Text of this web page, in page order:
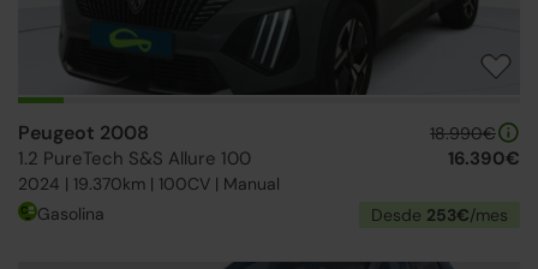
Peugeot 2008
1.2 PureTech S&S Allure 100
2024 | 19.370km | 100CV | Manual
18.990€
16.390€
Gasolina Desde 253€/mes